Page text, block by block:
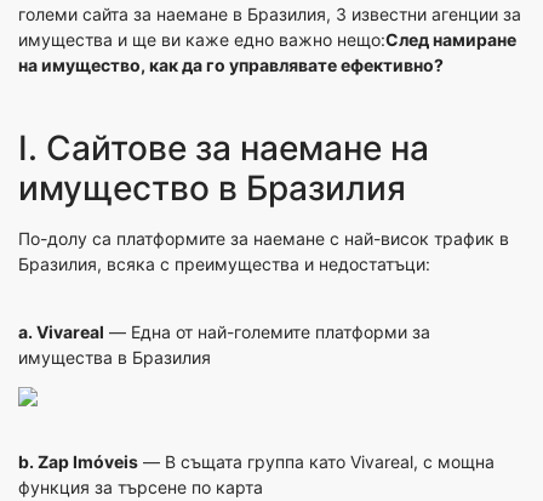
големи сайта за наемане в Бразилия, 3 известни агенции за
имущества и ще ви каже едно важно нещо:След намиране
на имущество, как да го управлявате ефективно?
I. Сайтове за наемане на
имущество в Бразилия
По-долу са платформите за наемане с най-висок трафик в
Бразилия, всяка с преимущества и недостатъци:
a. Vivareal — Една от най-големите платформи за
имущества в Бразилия
b. Zap Imóveis — В същата группа като Vivareal, с мощна
функция за търсене по карта